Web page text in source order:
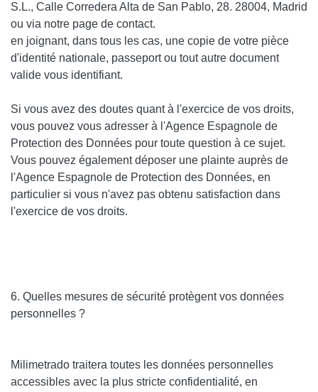
S.L., Calle Corredera Alta de San Pablo, 28. 28004, Madrid
ou via notre page de contact.
en joignant, dans tous les cas, une copie de votre pièce
d'identité nationale, passeport ou tout autre document
valide vous identifiant.
Si vous avez des doutes quant à l'exercice de vos droits,
vous pouvez vous adresser à l'Agence Espagnole de
Protection des Données pour toute question à ce sujet.
Vous pouvez également déposer une plainte auprès de
l'Agence Espagnole de Protection des Données, en
particulier si vous n'avez pas obtenu satisfaction dans
l'exercice de vos droits.
6. Quelles mesures de sécurité protègent vos données
personnelles ?
Milimetrado traitera toutes les données personnelles
accessibles avec la plus stricte confidentialité, en